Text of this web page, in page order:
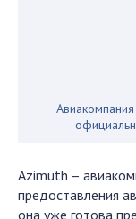
Azimuth –
предоставления
она уже готова